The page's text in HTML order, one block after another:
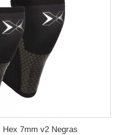
Hex 7mm v2 Negras